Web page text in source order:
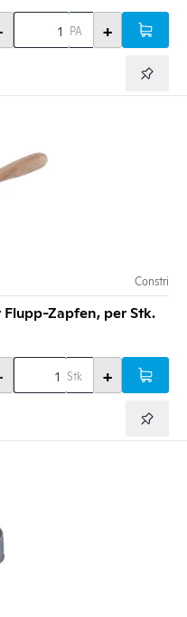
PA +
Constri
Zapfen, per Stk.
Stk +